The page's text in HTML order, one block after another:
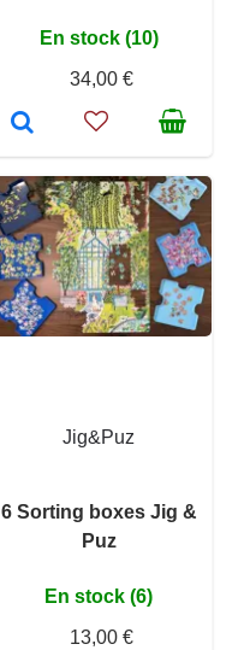
En stock (10)
34,00 €
Jig&Puz
6 Sorting boxes Jig &
Puz
En stock (6)
13,00 €